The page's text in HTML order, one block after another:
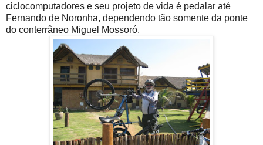
ciclocomputadores e seu projeto de vida é pedalar até
Fernando de Noronha, dependendo tão somente da ponte
do conterrâneo Miguel Mossoró.